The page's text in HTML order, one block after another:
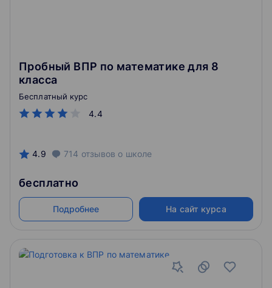
Пробный ВПР по математике для 8
класса
4.4
Бесплатный курс
4.9 714 отзывов о школе
бесплатно
Подробнее На сайт курса